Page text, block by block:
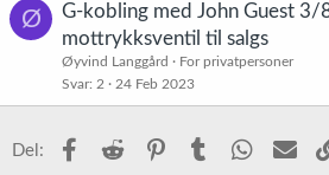
Ø
G-kobling med John Guest
mottrykksventil til salgs
Øyvind Langgård
For privatpersoner
Svar 2 24 Feb 2023
Del: Facebook
Reddit PinterestTumblr E-